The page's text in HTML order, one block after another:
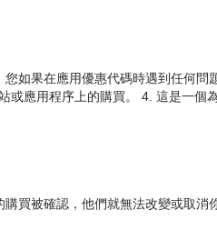
如果在應用優惠代碼時遇到任何
應用程序上的購買。 4. 這是一
買被確認，他們就無法改變或取消